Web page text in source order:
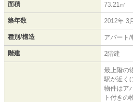
面積 73.21㎡
築年数 2012年 3
種別/構造 アパート/
階建 2階建
最上階の
駅が近く
物件はア
ト付きの